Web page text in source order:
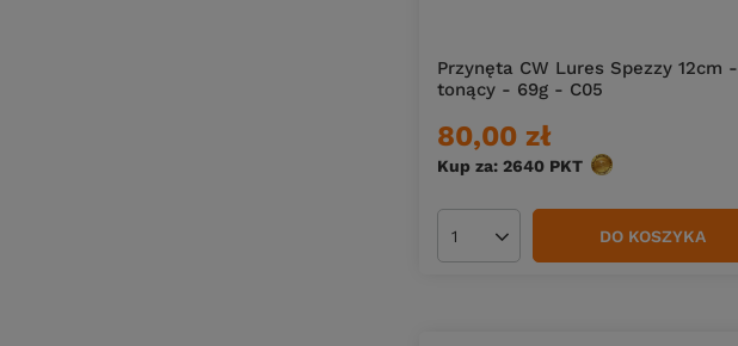
Przynęta CW Lures Spezzy 12cm -
tonący - 69g - C05
80,00 zł
Kup za: 2640 PKT punktów
Ilość produktów DO KOSZYKA